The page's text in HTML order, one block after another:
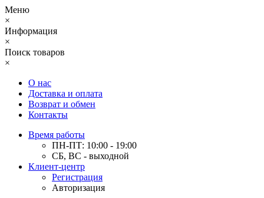
Меню
×
Информация
×
Поиск товаров
×
О нас
Доставка и оплата
Возврат и обмен
Контакты
Время работы
ПН-ПТ: 10:00 - 19:00
СБ, ВС - выходной
Клиент-центр
Регистрация
Авторизация